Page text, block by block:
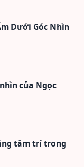
Dưới Góc Nhìn
của Ngọc
tâm trí trong